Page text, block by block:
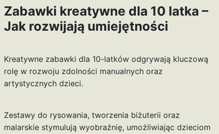
Zabawki kreatywne dla 10 latka –
Jak rozwijają umiejętności
Kreatywne zabawki dla 10-latków odgrywają kluczową
rolę w rozwoju zdolności manualnych oraz
artystycznych dzieci.
Zestawy do rysowania, tworzenia biżuterii oraz
malarskie stymulują wyobraźnię, umożliwiając dzieciom